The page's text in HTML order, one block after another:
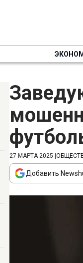
27 МАРТА 2025
Добавить